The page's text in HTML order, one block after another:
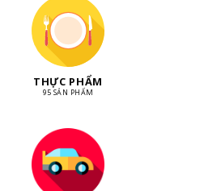
THỰC PHẨM
95 SẢN PHẨM